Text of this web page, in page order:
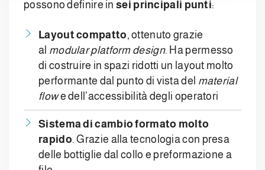
possono definire insei principali punti:
Layout compatto, ottenuto grazie
al modular platform design. Ha permesso
di costruire in spazi ridotti un layout molto
performante dal punto di vista del material
flowe dell’accessibilità degli operatori
Sistema di cambio formato molto
rapido. Grazie alla tecnologia con presa
delle bottiglie dal collo e preformazione a